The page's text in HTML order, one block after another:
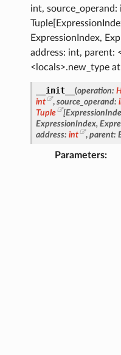
int, source_operand:
ExpressionIndex,
address: int, parent:
<locals>.new_type
__init__ (operation:
int
,source_operand:
Tuple
[
ExpressionIndex,
address: int ,parent:
Parameters